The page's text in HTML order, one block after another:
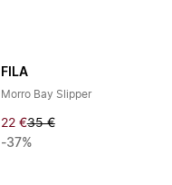
FILA
Morro Bay Slipper
22 €35 €
-37%